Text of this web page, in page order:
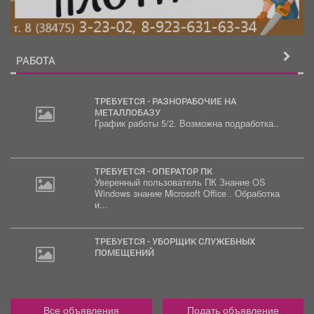
РАБОТА
ТРЕБУЕТСЯ - РАЗНОРАБОЧИЕ НА
МЕТАЛЛОБАЗУ
График работы 5/2. Возможна подработка..
ТРЕБУЕТСЯ - ОПЕРАТОР ПК
Уверенный пользователь ПК Знание OS
Windows знание Microsoft Office . Обработка
и...
ТРЕБУЕТСЯ - УБОРЩИК СЛУЖЕБНЫХ
ПОМЕЩЕНИЙ
Все объявления Подать объявление